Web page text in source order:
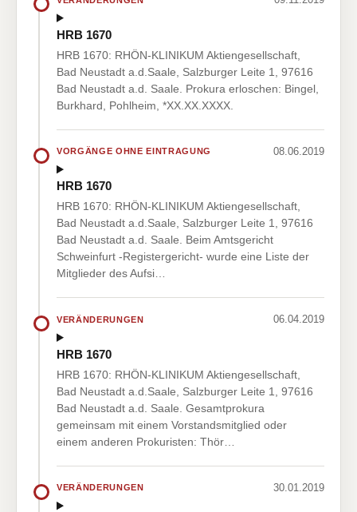
HRB 1670
HRB 1670: RHÖN-KLINIKUM Aktiengesellschaft,
Bad Neustadt a.d.Saale, Salzburger Leite 1, 97616
Bad Neustadt a.d. Saale. Prokura erloschen: Bingel,
Burkhard, Pohlheim, *XX.XX.XXXX.
VORGÄNGE OHNE EINTRAGUNG 08.06.2019
HRB 1670
HRB 1670: RHÖN-KLINIKUM Aktiengesellschaft,
Bad Neustadt a.d.Saale, Salzburger Leite 1, 97616
Bad Neustadt a.d. Saale. Beim Amtsgericht
Schweinfurt -Registergericht- wurde eine Liste der
Mitglieder des Aufsi…
VERÄNDERUNGEN 06.04.2019
HRB 1670
HRB 1670: RHÖN-KLINIKUM Aktiengesellschaft,
Bad Neustadt a.d.Saale, Salzburger Leite 1, 97616
Bad Neustadt a.d. Saale. Gesamtprokura
gemeinsam mit einem Vorstandsmitglied oder
einem anderen Prokuristen: Thör…
VERÄNDERUNGEN 30.01.2019